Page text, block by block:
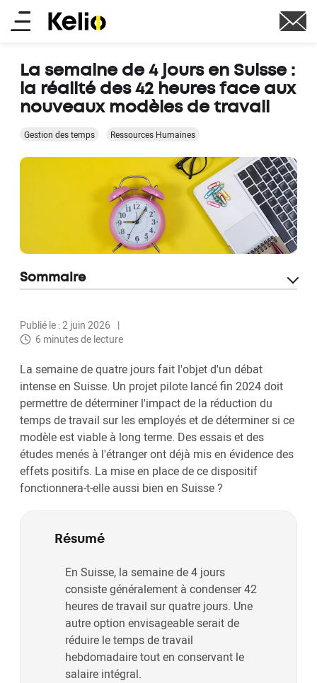
Aller
auMain
La semaine de 4 jours en Suisse :
la réalité des 42 heures face aux
nouveaux modèles de travail
Gestion des temps Ressources Humaines
Publié le : 2 juin 2026
6 minutes de lecture
La semaine de quatre jours fait l'objet d'un débat
intense en Suisse. Un projet pilote lancé fin 2024 doit
permettre de déterminer l'impact de la réduction du
temps de travail sur les employés et de déterminer si ce
modèle est viable à long terme. Des essais et des
études menés à l'étranger ont déjà mis en évidence des
effets positifs. La mise en place de ce dispositif
fonctionnera-t-elle aussi bien en Suisse ?
Résumé
En Suisse, la semaine de 4 jours
consiste généralement à condenser 42
heures de travail sur quatre jours. Une
autre option envisageable serait de
réduire le temps de travail
hebdomadaire tout en conservant le
salaire intégral.
Sommaire